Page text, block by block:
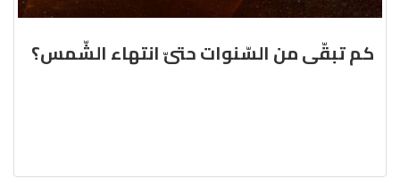
كم تبقّى من السّنوات حتىّ انتهاء الشّمس؟